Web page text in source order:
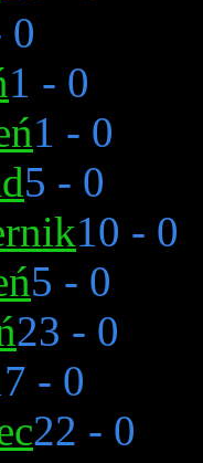
0
1 - 0
1 - 0
5 - 0
10 - 0
5 - 0
23 - 0
- 0
22 - 0